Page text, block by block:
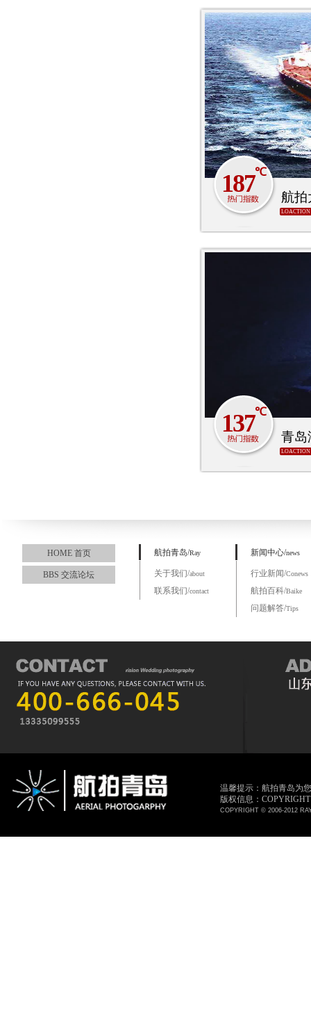
187℃
航拍
LOACTION
137℃
青岛
LOACTION
HOME 首页
BBS 交流论坛
航拍青岛/Ray
关于我们/about
联系我们/contact
新闻中心/news
行业新闻/Conews
航拍百科/Baike
问题解答/Tips
温馨提示：航拍青岛为
版权信息：
COPYRIGHT © 2006-2012